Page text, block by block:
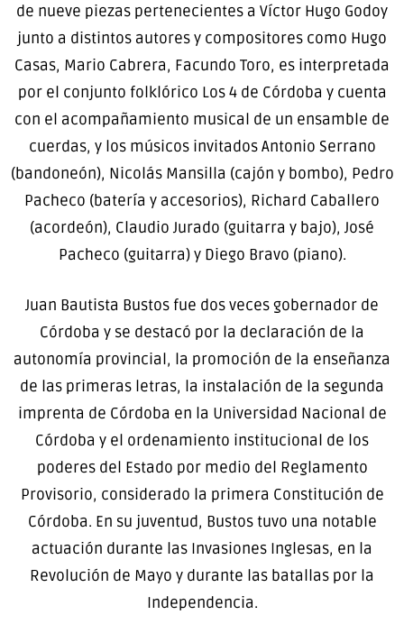
de nueve piezas pertenecientes a Víctor Hugo Godoy
junto a distintos autores y compositores como Hugo
Casas, Mario Cabrera, Facundo Toro, es interpretada
por el conjunto folklórico Los 4 de Córdoba y cuenta
con el acompañamiento musical de un ensamble de
cuerdas, y los músicos invitados Antonio Serrano
(bandoneón), Nicolás Mansilla (cajón y bombo), Pedro
Pacheco (batería y accesorios), Richard Caballero
(acordeón), Claudio Jurado (guitarra y bajo), José
Pacheco (guitarra) y Diego Bravo (piano).
Juan Bautista Bustos fue dos veces gobernador de
Córdoba y se destacó por la declaración de la
autonomía provincial, la promoción de la enseñanza
de las primeras letras, la instalación de la segunda
imprenta de Córdoba en la Universidad Nacional de
Córdoba y el ordenamiento institucional de los
poderes del Estado por medio del Reglamento
Provisorio, considerado la primera Constitución de
Córdoba. En su juventud, Bustos tuvo una notable
actuación durante las Invasiones Inglesas, en la
Revolución de Mayo y durante las batallas por la
Independencia.